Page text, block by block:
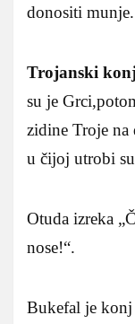
donositi munje.
Trojanski konj
su je
zidine Troje
u čijoj utrobi
Otuda izreka
nose!“.
Bukefal je konj